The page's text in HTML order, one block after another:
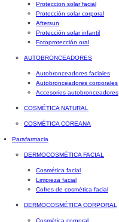
Proteccion solar facial
Protección solar corporal
Aftersun
Protección solar infantil
Fotoprotección oral
AUTOBRONCEADORES
Autobronceadores faciales
Autobronceadores corporales
Accesorios autobronceadores
COSMÉTICA NATURAL
COSMÉTICA COREANA
Parafarmacia
DERMOCOSMÉTICA FACIAL
Cosmética facial
Limpieza facial
Cofres de cosmética facial
DERMOCOSMÉTICA CORPORAL
Cosmética corporal